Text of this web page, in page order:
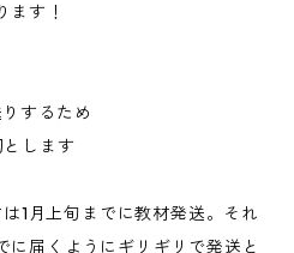
ます！
するため
します
1月上旬までに教材発送。それ
に届くようにギリギリで発送と